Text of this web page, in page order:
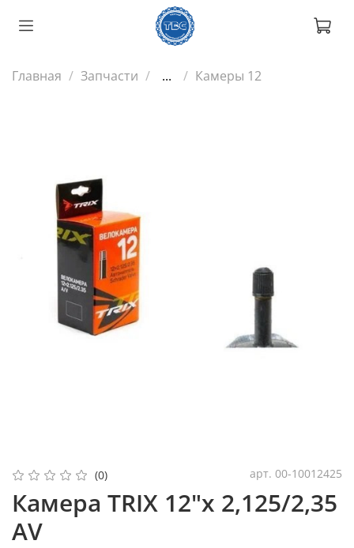
Главная Запчасти ... Камеры 12
(0) арт. 00-10012425
Камера TRIX 12"x 2,125/2,35
AV